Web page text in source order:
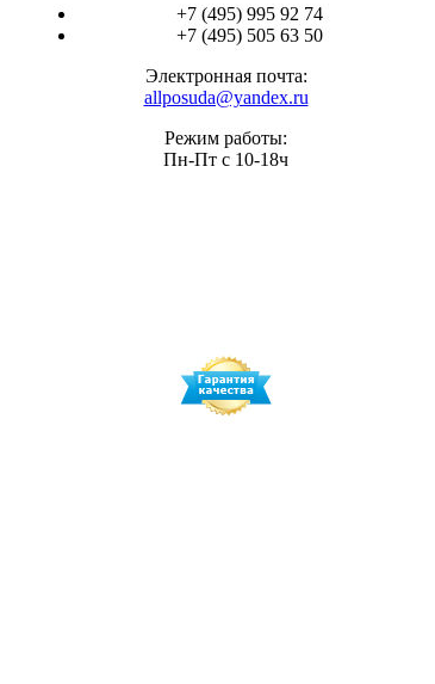
+7 (495) 995 92 74
+7 (495) 505 63 50
Электронная почта:
allposuda@yandex.ru
Режим работы:
Пн-Пт с 10-18ч